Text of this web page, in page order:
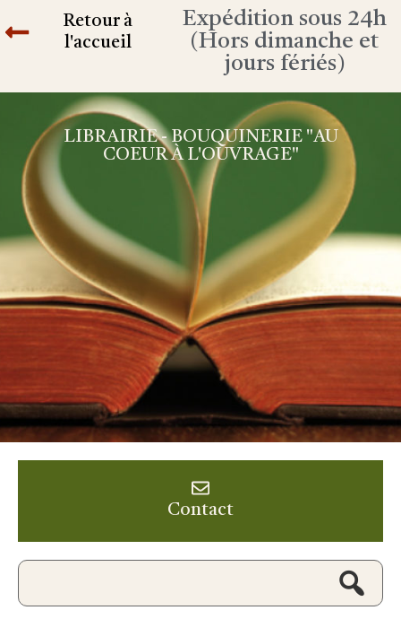
Retour à
l'accueil
Expédition sous 24h
(Hors dimanche et
jours fériés)
LIBRAIRIE - BOUQUINERIE "AU
COEUR À L'OUVRAGE"
Contact